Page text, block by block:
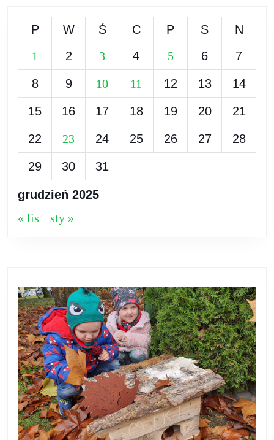
grudzień 2025
P W Ś C P S
N
1
2 3 4 5 6 7
8 9 10 11 12 13 14
15 16 17 18 19 20 21
22 23 24 25 26 27 28
29 30 31
« lis sty »